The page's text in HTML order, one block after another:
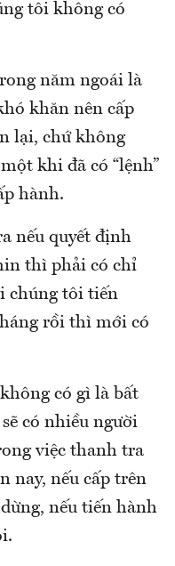
tôi không có
năm ngoái là
khăn nên cấp
lại, chứ không
khi đã có “lệnh”
hành.
nếu quyết định
thì phải có chỉ
chúng tôi tiến
rồi thì mới có
có gì là bất
có nhiều người
việc thanh tra
nay, nếu cấp trên
nếu tiến hành